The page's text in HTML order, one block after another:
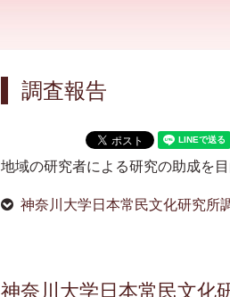
調査報告
地域の研究者による研究の助成を
神奈川大学日本常民文化研究所
神奈川大学日本常民文化